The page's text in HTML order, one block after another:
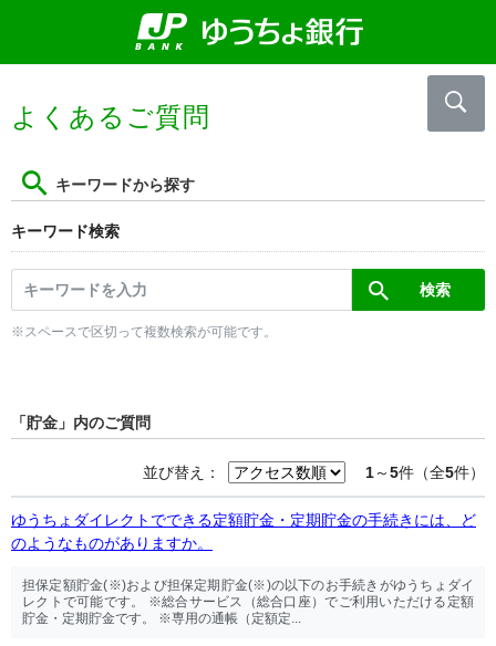
よくあるご質問
キーワードから探す
キーワード検索
※スペースで区切って複数検索が可能です。
「貯金」内のご質問
並び替え： 1～5件（全5件）
ゆうちょダイレクトでできる定額貯金・定期貯金の手続きには、ど
のようなものがありますか。
担保定額貯金(※)および担保定期貯金(※)の以下のお手続きがゆうちょダイ
レクトで可能です。 ※総合サービス（総合口座）でご利用いただける定額
貯金・定期貯金です。 ※専用の通帳（定額定...